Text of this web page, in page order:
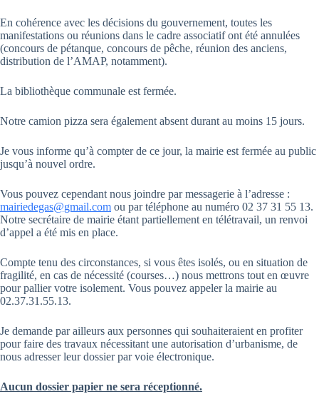
En cohérence avec les décisions du gouvernement, toutes les
manifestations ou réunions dans le cadre associatif ont été annulées
(concours de pétanque, concours de pêche, réunion des anciens,
distribution de l’AMAP, notamment).
La bibliothèque communale est fermée.
Notre camion pizza sera également absent durant au moins 15 jours.
Je vous informe qu’à compter de ce jour, la mairie est fermée au public
jusqu’à nouvel ordre.
Vous pouvez cependant nous joindre par messagerie à l’adresse :
mairiedegas@gmail.com ou par téléphone au numéro 02 37 31 55 13.
Notre secrétaire de mairie étant partiellement en télétravail, un renvoi
d’appel a été mis en place.
Compte tenu des circonstances, si vous êtes isolés, ou en situation de
fragilité, en cas de nécessité (courses…) nous mettrons tout en œuvre
pour pallier votre isolement. Vous pouvez appeler la mairie au
02.37.31.55.13.
Je demande par ailleurs aux personnes qui souhaiteraient en profiter
pour faire des travaux nécessitant une autorisation d’urbanisme, de
nous adresser leur dossier par voie électronique.
Aucun dossier papier ne sera réceptionné.